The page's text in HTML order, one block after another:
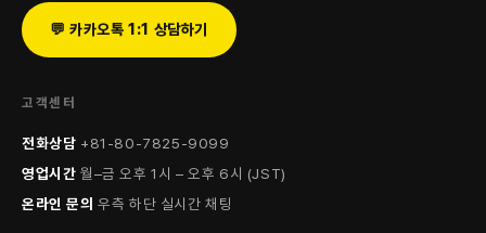
💬 카카오톡 1:1 상담하기
고객센터
전화상담 +81-80-7825-9099
영업시간 월–금 오후 1시 – 오후 6시 (JST)
온라인 문의 우측 하단 실시간 채팅